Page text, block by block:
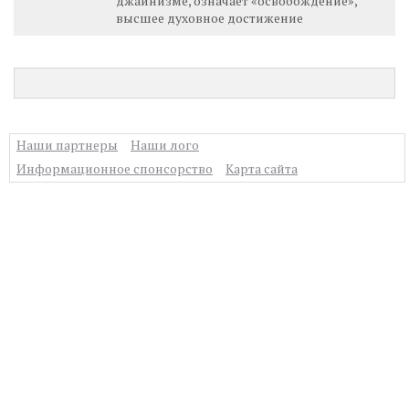
высшее духовное достижение
Наши партнеры
Наши лого
Информационное спонсорство
Карта сайта